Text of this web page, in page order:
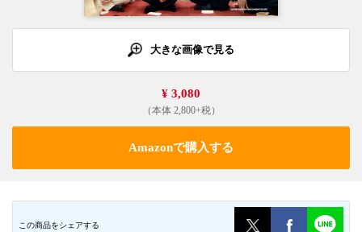
大きな画像で見る
¥ 3,080
（本体 2,800+税）
Amazonで購入する
この商品をシェアする